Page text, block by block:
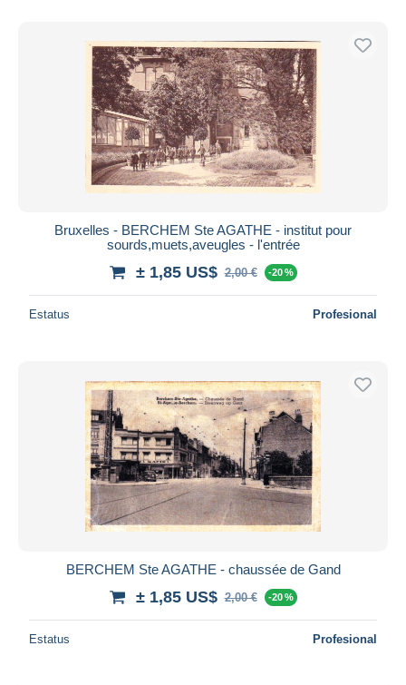
Bruxelles - BERCHEM Ste AGATHE - institut pour
sourds,muets,aveugles - l'entrée
± 1,85 US$ 2,00 € -20 %
Estatus Profesional
BERCHEM Ste AGATHE - chaussée de Gand
± 1,85 US$ 2,00 € -20 %
Estatus Profesional